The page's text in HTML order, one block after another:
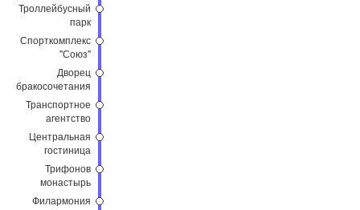
Троллейбусный
парк
Спорткомплекс
"Союз"
Дворец
бракосочетания
Транспортное
агентство
Центральная
гостиница
Трифонов
монастырь
Филармония